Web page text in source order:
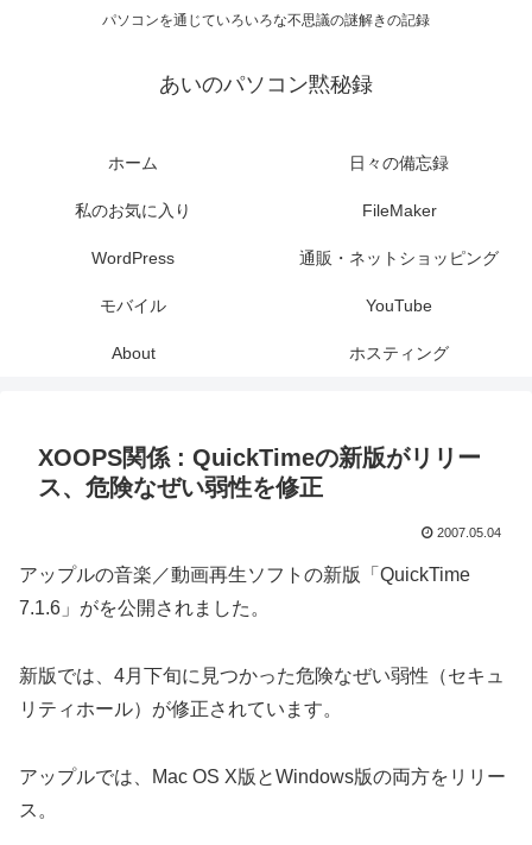
パソコンを通じていろいろな不思議の謎解きの記録
あいのパソコン黙秘録
ホーム 日々の備忘録
私のお気に入り FileMaker
WordPress 通販・ネットショッピング
モバイル YouTube
About ホスティング
XOOPS関係 : QuickTimeの新版がリリー
ス、危険なぜい弱性を修正
2007.05.04
アップルの音楽／動画再生ソフトの新版「QuickTime
7.1.6」がを公開されました。
新版では、4月下旬に見つかった危険なぜい弱性（セキュ
リティホール）が修正されています。
アップルでは、Mac OS X版とWindows版の両方をリリー
ス。